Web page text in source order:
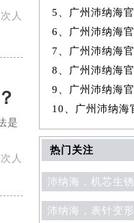
人
是
人
热门关注
沛纳海，机芯生锈
沛纳海，表针变形